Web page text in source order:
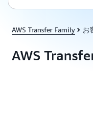
AWS Transfer Family お
AWS